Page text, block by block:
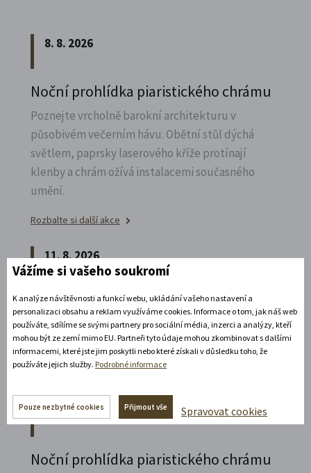
8. 8. 2026
Noční prohlídka piaristického chrámu
Poznejte vrcholně barokní architekturu v
působivém večerním hávu. Obětní stůl dýchá
světlem, paprsky laserového kříže protínají
klenby a chrám ožívá instalacemi současného
umění.
Rozbalte si další akce
11. 8. 2026
19:30 - 22:00
Bílá paní na vdávání
Zábavné představení plné hereckých hvězd na
zámecké open-air scéně v Litomyšli.
14. 8. 2026
Noční prohlídka piaristického chrámu
Vážíme si vašeho soukromí
K analýze návštěvnosti a funkcí webu, ukládání vašeho nastavení a
personalizaci obsahu a reklam využíváme cookies. Informace o tom, jak náš web
používáte, sdílíme se svými partnery pro sociální média, inzerci a analýzy, kteří
mohou být ze zemí mimo EU. Partneři tyto údaje mohou zkombinovat s dalšími
informacemi, které jste jim poskytli nebo které získali v důsledku toho, že
používáte jejich služby. Podrobné informace
Pouze nezbytné cookies Přijmout vše Spravovat cookies